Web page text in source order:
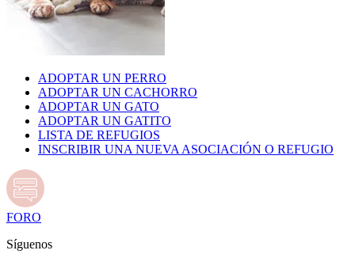
ADOPTAR UN PERRO
ADOPTAR UN CACHORRO
ADOPTAR UN GATO
ADOPTAR UN GATITO
LISTA DE REFUGIOS
INSCRIBIR UNA NUEVA ASOCIACIÓN O REFUGIO
FORO
Síguenos